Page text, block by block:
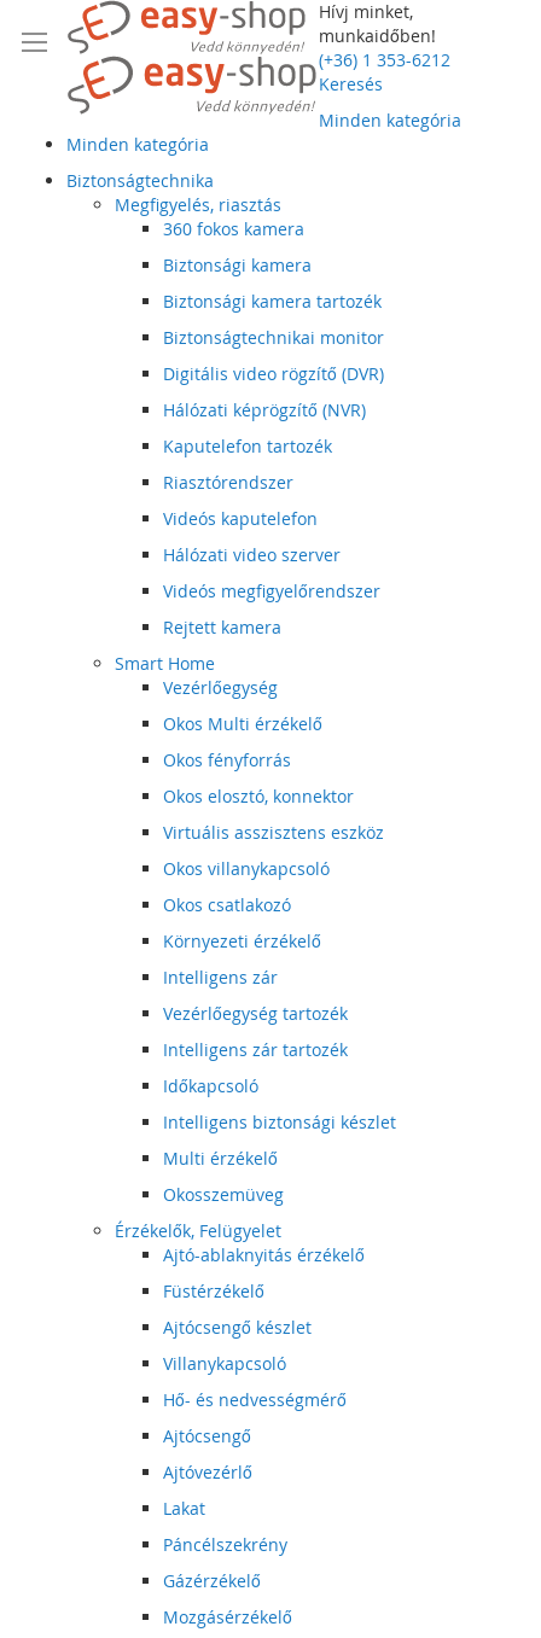
Hívj minket,
munkaidőben!
(+36) 1 353-6212
Keresés
Minden kategória
Minden kategória
Biztonságtechnika
Megfigyelés, riasztás
360 fokos kamera
Biztonsági kamera
Biztonsági kamera tartozék
Biztonságtechnikai monitor
Digitális video rögzítő (DVR)
Hálózati képrögzítő (NVR)
Kaputelefon tartozék
Riasztórendszer
Videós kaputelefon
Hálózati video szerver
Videós megfigyelőrendszer
Rejtett kamera
Smart Home
Vezérlőegység
Okos Multi érzékelő
Okos fényforrás
Okos elosztó, konnektor
Virtuális asszisztens eszköz
Okos villanykapcsoló
Okos csatlakozó
Környezeti érzékelő
Intelligens zár
Vezérlőegység tartozék
Intelligens zár tartozék
Időkapcsoló
Intelligens biztonsági készlet
Multi érzékelő
Okosszemüveg
Érzékelők, Felügyelet
Ajtó-ablaknyitás érzékelő
Füstérzékelő
Ajtócsengő készlet
Villanykapcsoló
Hő- és nedvességmérő
Ajtócsengő
Ajtóvezérlő
Lakat
Páncélszekrény
Gázérzékelő
Mozgásérzékelő